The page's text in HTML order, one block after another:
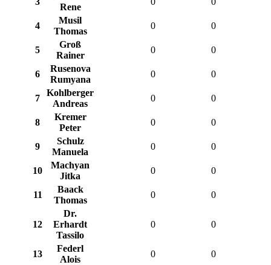
Rene
4
Musil
Thomas
0 0
5
Groß
Rainer
0 0
6
Rusenova
Rumyana
0 0
7
Kohlberger
Andreas
0 0
8
Kremer
Peter
0 0
9
Schulz
Manuela
0 0
10
Machyan
Jitka
0 0
11
Baack
Thomas
0 0
12
Dr.
Erhardt
Tassilo
0 0
13
Federl
Alois
0 0